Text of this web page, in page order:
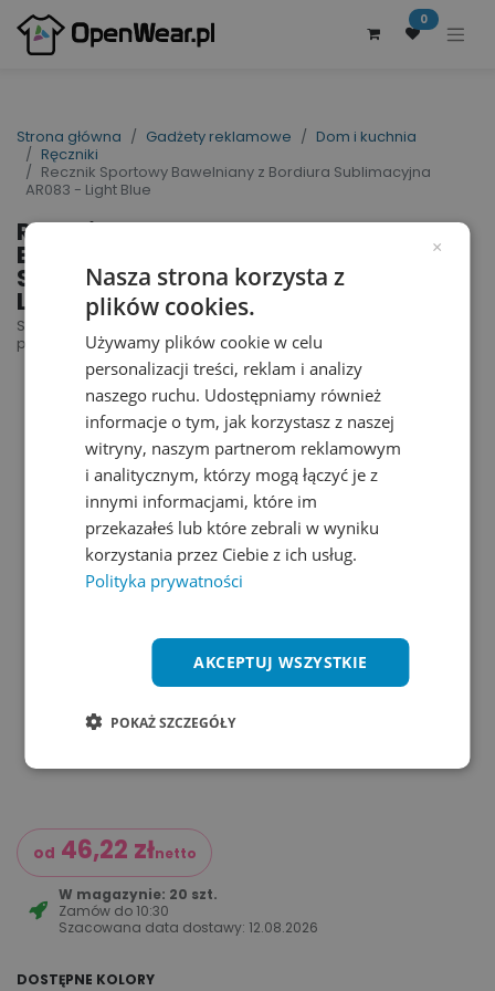
0
Strona główna Gadżety reklamowe
Dom i kuchnia
Ręczniki
Recznik Sportowy Bawelniany z Bordiura Sublimacyjna
AR083 - Light Blue
Recznik Sportowy
Bawelniany z Bordiura
Sublimacyjna AR083 -
Light Blue
SUBLI-Me® Sport Towel | nr art.: AR083 | nr art.
producenta: AR083
od 46,22 złnetto
W magazynie: 20 szt.
Zamów do10:30
Szacowana data dostawy:12.08.2026
DOSTĘPNE KOLORY
×
Nasza strona korzysta z
plików cookies.
Używamy plików cookie w celu
personalizacji treści, reklam i analizy
naszego ruchu. Udostępniamy również
informacje o tym, jak korzystasz z naszej
witryny, naszym partnerom reklamowym
i analitycznym, którzy mogą łączyć je z
innymi informacjami, które im
przekazałeś lub które zebrali w wyniku
korzystania przez Ciebie z ich usług.
Polityka prywatności
AKCEPTUJ WSZYSTKIE
POKAŻ SZCZEGÓŁY